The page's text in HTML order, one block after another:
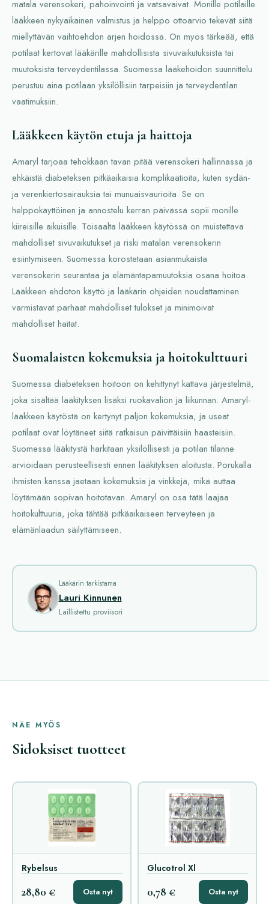
matala verensokeri, pahoinvointi ja vatsavaivat. Monille potilaille
lääkkeen nykyaikainen valmistus ja helppo ottoarvio tekevät siitä
miellyttävän vaihtoehdon arjen hoidossa. On myös tärkeää, että
potilaat kertovat lääkärille mahdollisista sivuvaikutuksista tai
muutoksista terveydentilassa. Suomessa lääkehoidon suunnittelu
perustuu aina potilaan yksilöllisiin tarpeisiin ja terveydentilan
vaatimuksiin.
Lääkkeen käytön etuja ja haittoja
Amaryl tarjoaa tehokkaan tavan pitää verensokeri hallinnassa ja
ehkäistä diabeteksen pitkäaikaisia komplikaatioita, kuten sydän-
ja verenkiertosairauksia tai munuaisvaurioita. Se on
helppokäyttöinen ja annostelu kerran päivässä sopii monille
kiireisille aikuisille. Toisaalta lääkkeen käytössä on muistettava
mahdolliset sivuvaikutukset ja riski matalan verensokerin
esiintymiseen. Suomessa korostetaan asianmukaista
verensokerin seurantaa ja elämäntapamuutoksia osana hoitoa.
Lääkkeen ehdoton käyttö ja lääkärin ohjeiden noudattaminen
varmistavat parhaat mahdolliset tulokset ja minimoivat
mahdolliset haitat.
Suomalaisten kokemuksia ja hoitokulttuuri
Suomessa diabeteksen hoitoon on kehittynyt kattava järjestelmä,
joka sisältää lääkityksen lisäksi ruokavalion ja liikunnan. Amaryl-
lääkkeen käytöstä on kertynyt paljon kokemuksia, ja useat
potilaat ovat löytäneet siitä ratkaisun päivittäisiin haasteisiin.
Suomessa lääkitystä harkitaan yksilöllisesti ja potilan tilanne
arvioidaan perusteellisesti ennen lääkityksen aloitusta. Porukalla
ihmisten kanssa jaetaan kokemuksia ja vinkkejä, mikä auttaa
löytämään sopivan hoitotavan. Amaryl on osa tätä laajaa
hoitokulttuuria, joka tähtää pitkäaikaiseen terveyteen ja
elämänlaadun säilyttämiseen.
Lääkärin tarkistama
Lauri Kinnunen
Laillistettu proviisori
NÄE MYÖS
Sidoksiset tuotteet
Rybelsus
28,80 € Osta nyt
Glucotrol Xl
0,78 € Osta nyt